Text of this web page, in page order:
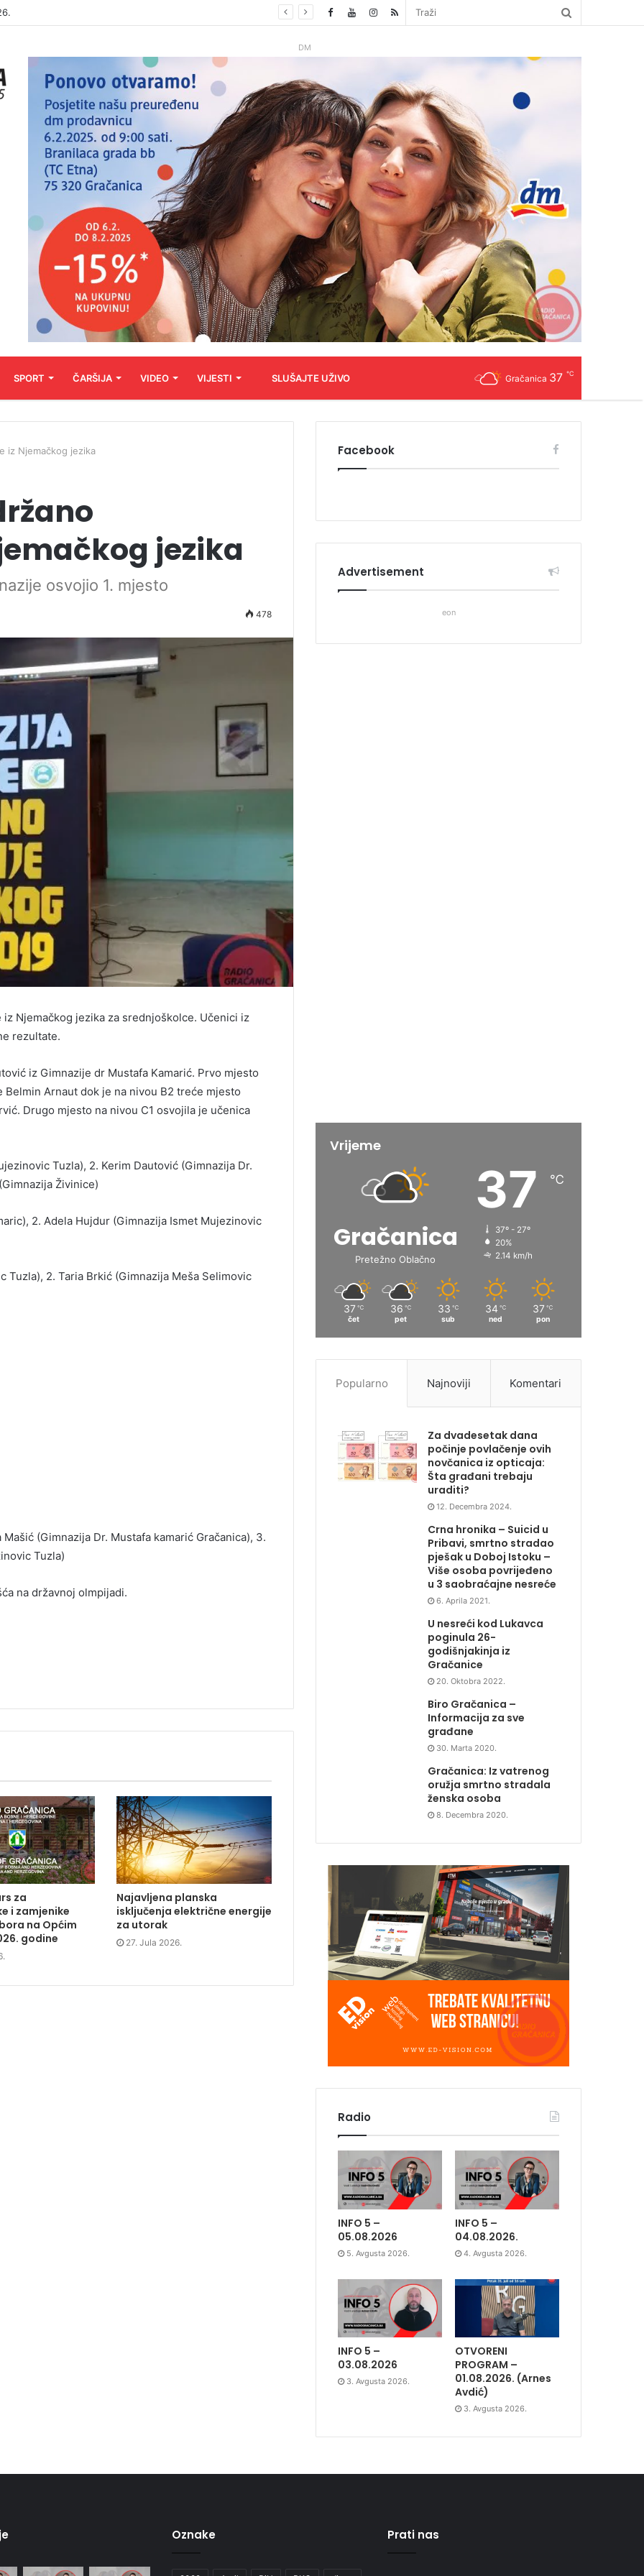
DM
SPORT ČARŠIJA VIDEO VIJESTI SLUŠAJTE UŽIVO Gračanica 37 ℃
iz Njemačkog jezika
jezika
osvojio 1. mjesto
478
Njemačkog jezika za srednjoškolce. Učenici iz
rezultate.
iz Gimnazije dr Mustafa Kamarić. Prvo mjesto
Arnaut dok je na nivou B2 treće mjesto
Drugo mjesto na nivou C1 osvojila je učenica
Tuzla), 2. Kerim Dautović (Gimnazija Dr.
Živinice)
2. Adela Hujdur (Gimnazija Ismet Mujezinovic
Tuzla), 2. Taria Brkić (Gimnazija Meša Selimovic
(Gimnazija Dr. Mustafa kamarić Gračanica), 3.
Tuzla)
na državnoj olmpijadi.
za
i zamjenike
na Općim
godine
Najavljena planska
isključenja električne energije
za utorak
27. Jula 2026.
Facebook
Advertisement
eon
Vrijeme
Gračanica
Pretežno Oblačno
37 ℃
37º - 27º
20%
2.14 km/h
37 ℃
čet
36 ℃
pet
33 ℃
sub
34 ℃
ned
37 ℃
pon
Popularno Najnoviji Komentari
Za dvadesetak dana
počinje povlačenje ovih
novčanica iz opticaja:
Šta građani trebaju
uraditi?
12. Decembra 2024.
Crna hronika – Suicid u
Pribavi, smrtno stradao
pješak u Doboj Istoku –
Više osoba povrijeđeno
u 3 saobraćajne nesreće
6. Aprila 2021.
U nesreći kod Lukavca
poginula 26-
godišnjakinja iz
Gračanice
20. Oktobra 2022.
Biro Gračanica –
Informacija za sve
građane
30. Marta 2020.
Gračanica: Iz vatrenog
oružja smrtno stradala
ženska osoba
8. Decembra 2020.
Radio
INFO 5 –
05.08.2026
5. Avgusta 2026.
INFO 5 –
04.08.2026.
4. Avgusta 2026.
INFO 5 –
03.08.2026
3. Avgusta 2026.
OTVORENI
PROGRAM –
01.08.2026. (Arnes
Avdić)
3. Avgusta 2026.
Oznake Prati nas